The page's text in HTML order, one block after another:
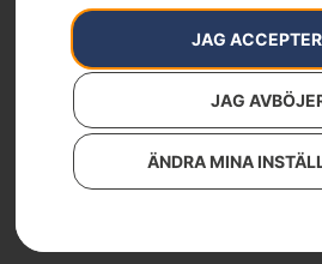
JAG
JAG
ÄNDRA MINA